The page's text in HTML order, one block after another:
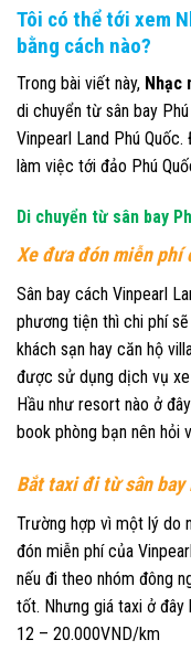
Tôi có thể tới xem
bằng cách nào?
Trong bài viết này, Nhạc
di chuyển từ sân bay
Vinpearl Land Phú
làm việc tới đảo Phú
Di chuyển từ sân bay
Xe đưa đónmiễn phí
Sân bay cách Vinpearl
phương tiện thì chi phí
khách sạn hay căn hộ
được sử dụng dịch vụ
Hầu như resort nào ở
book phòng bạn nên hỏi
Bắt taxi đi từ sân bay
Trường hợp vì một lý do
đón miễn phí của
nếu đi theo nhóm đông
tốt. Nhưng giá taxi ở đây
12 – 20.000VND/km